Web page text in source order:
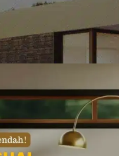
Tak
untuk
On 19/11/2025